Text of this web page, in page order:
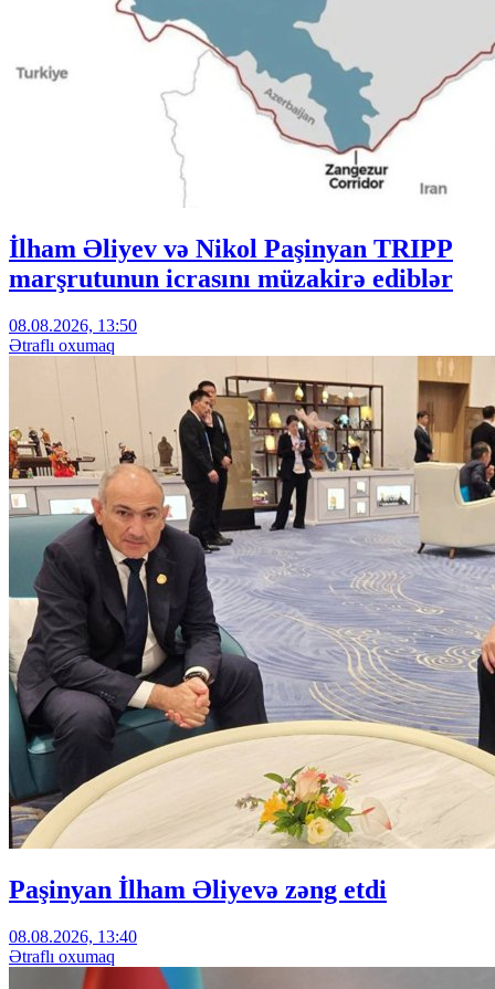
İlham Əliyev və Nikol Paşinyan TRIPP
marşrutunun icrasını müzakirə ediblər
08.08.2026, 13:50
Ətraflı oxumaq
Paşinyan İlham Əliyevə zəng etdi
08.08.2026, 13:40
Ətraflı oxumaq